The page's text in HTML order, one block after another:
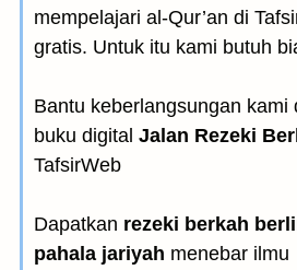
mempelajari al-Qur’an di
gratis. Untuk itu kami butuh
Bantu keberlangsungan kami
buku digital Jalan Rezeki
TafsirWeb
Dapatkan rezeki berkah
pahala jariyah menebar ilmu